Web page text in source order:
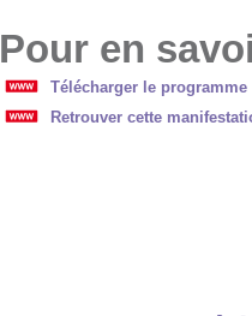
Pour en
Télécharger le
Retrouver cette